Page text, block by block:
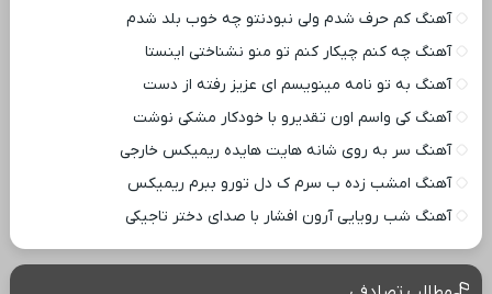
آهنگ کم حرف شدم ولی نبودنتو چه خوب بلد شدم
آهنگ چه کنم چیکار کنم تو منو نشناختی اینستا
آهنگ به تو نامه مینویسم ای عزیز رفته از دست
آهنگ کی واسم اون تقدیرو با خودکار مشکی نوشت
آهنگ سر به روی شانه هایت هایده ریمیکس خارجی
آهنگ امشب زده ب سرم ک دل تورو ببرم ریمیکس
آهنگ شب رویایی آرون افشار با صدای دختر تاجیکی